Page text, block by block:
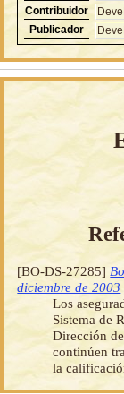
Contribuidor
Publicador
[BO-DS-27285]
diciembre de 2003
Los
Sistema de
Dirección
continúen
la